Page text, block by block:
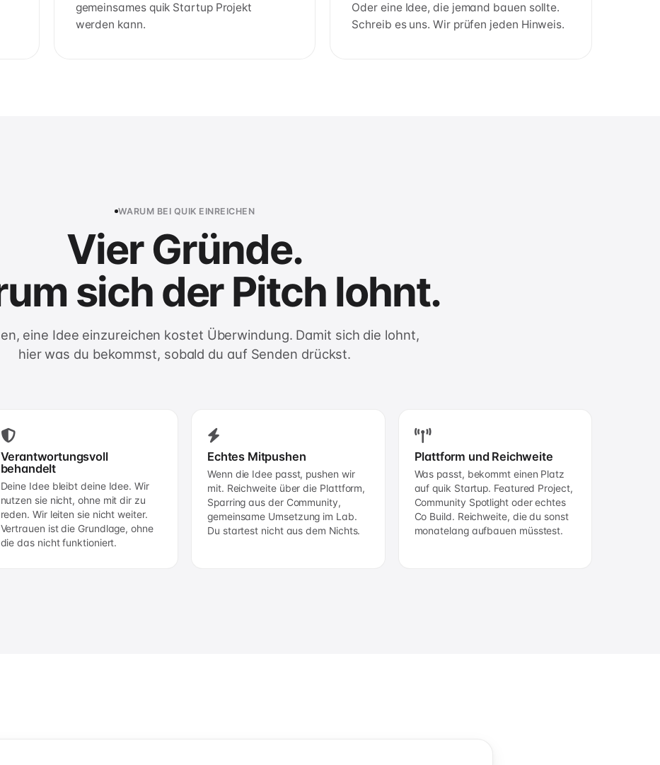
gemeinsames quik Startup Projekt
werden kann.
Oder eine Idee, die jemand bauen sollte.
Schreib es uns. Wir prüfen jeden Hinweis.
WARUM BEI QUIK EINREICHEN
Vier Gründe.
sich der Pitch lohnt.
eine Idee einzureichen kostet Überwindung. Damit sich die lohnt,
hier was du bekommst, sobald du auf Senden drückst.
Verantwortungsvoll
behandelt
Deine Idee bleibt deine Idee. Wir
nutzen sie nicht, ohne mit dir zu
reden. Wir leiten sie nicht weiter.
Vertrauen ist die Grundlage, ohne
die das nicht funktioniert.
Echtes Mitpushen
Wenn die Idee passt, pushen wir
mit. Reichweite über die Plattform,
Sparring aus der Community,
gemeinsame Umsetzung im Lab.
Du startest nicht aus dem Nichts.
Plattform und Reichweite
Was passt, bekommt einen Platz
auf quik Startup. Featured Project,
Community Spotlight oder echtes
Co Build. Reichweite, die du sonst
monatelang aufbauen müsstest.